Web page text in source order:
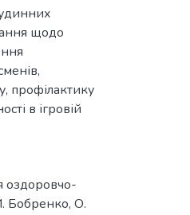
щодо
профілактику
в ігровій
оздоровчо-
Бобренко, О.